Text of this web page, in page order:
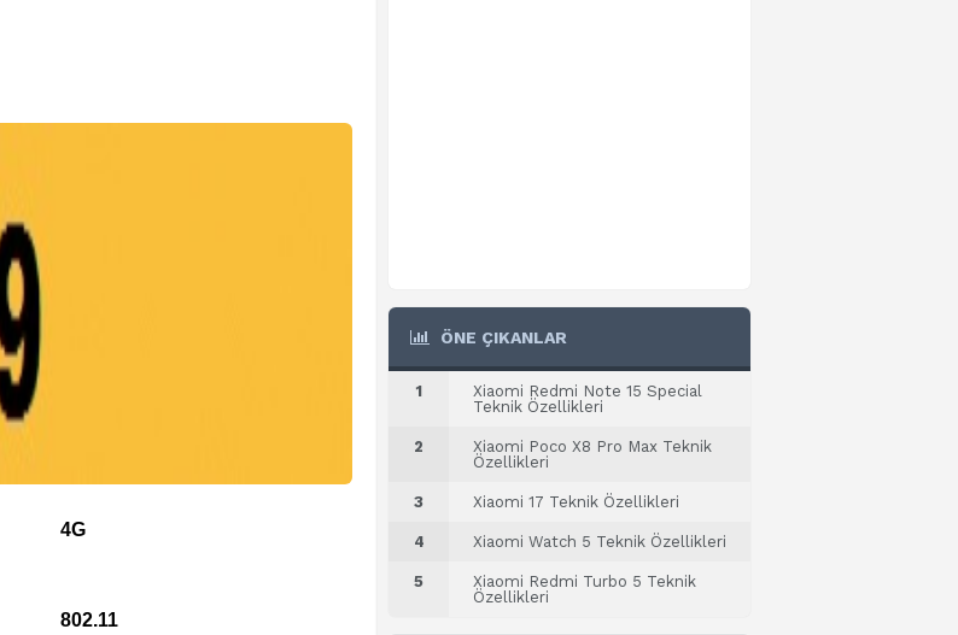
4G
802.11
ÖNE ÇIKANLAR
1
Xiaomi Redmi Note 15 Special
Teknik Özellikleri
2
Xiaomi Poco X8 Pro Max Teknik
Özellikleri
3 Xiaomi 17 Teknik Özellikleri
4 Xiaomi Watch 5 Teknik Özellikleri
5
Xiaomi Redmi Turbo 5 Teknik
Özellikleri